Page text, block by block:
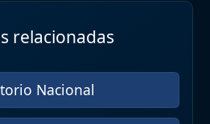
relacionadas
Nacional